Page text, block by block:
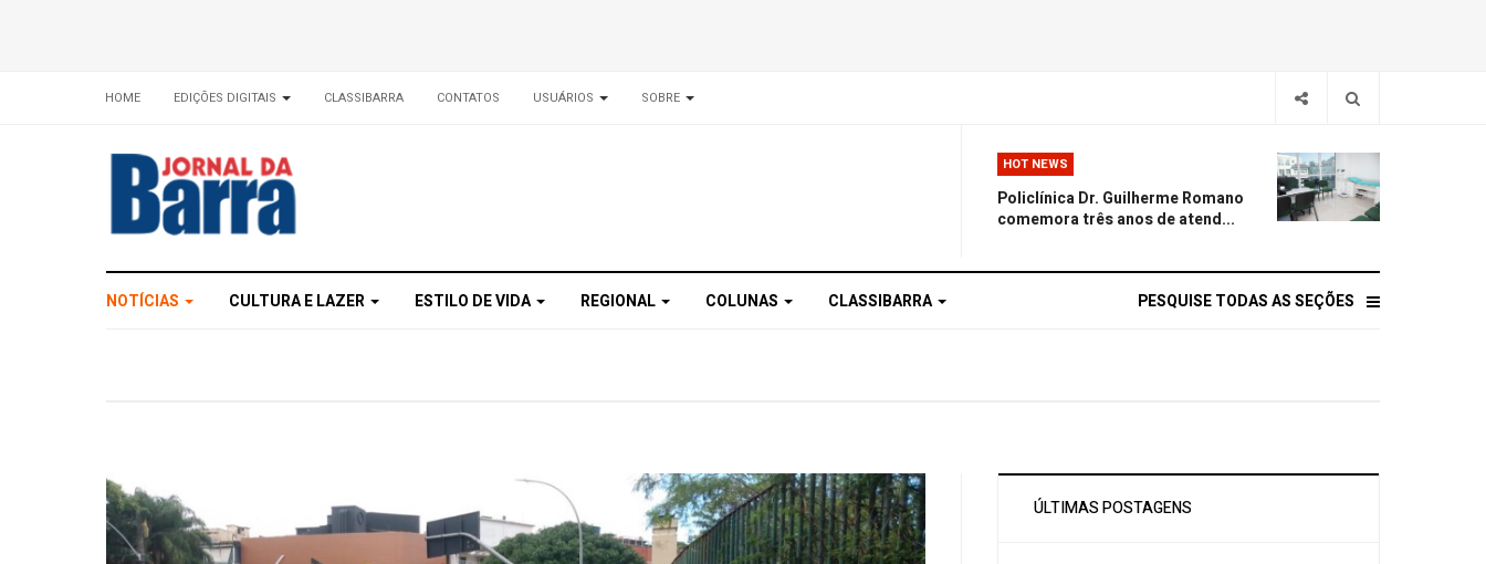
HOME EDIÇÕES DIGITAIS CLASSIBARRA CONTATOS USUÁRIOS SOBRE
HOT NEWS
Policlínica Dr. Guilherme Romano
comemora três anos de atend...
NOTÍCIAS CULTURA E LAZER ESTILO DE VIDA REGIONAL COLUNAS CLASSIBARRA PESQUISE TODAS AS SEÇÕES
ÚLTIMAS POSTAGENS